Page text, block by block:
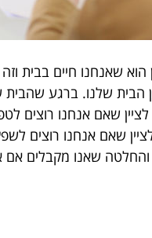
שאנחנו חיים בבית וזה
הבית שלנו. ברגע
שאם אנחנו רוצים
שאם אנחנו רוצים
שאנו מקבלים אם